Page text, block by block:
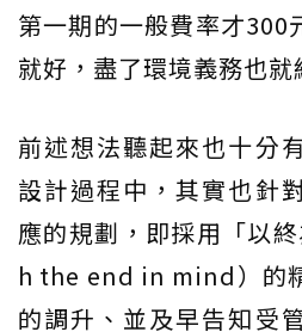
第一期的一般費率才300
就好，盡了環境義務也就
前述想法聽起來也十分
設計過程中，其實也針
應的規劃，即採用「以
h the end in mind）的
的調升、並及早告知受